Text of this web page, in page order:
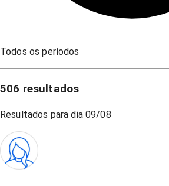
Todos os períodos
506 resultados
Resultados para dia09/08